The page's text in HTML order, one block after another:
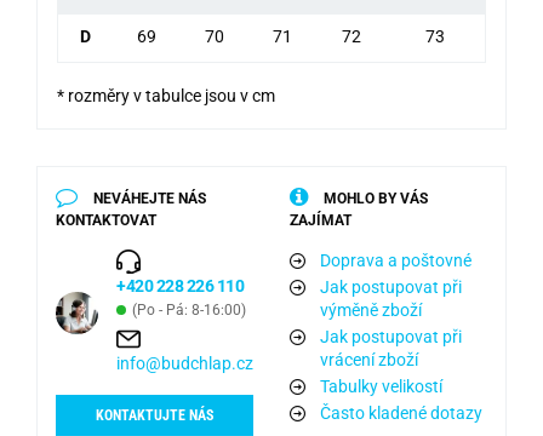
D 69 70 71 72 73
* rozměry v tabulce jsou v cm
NEVÁHEJTE NÁS
KONTAKTOVAT
+420 228 226 110
(Po - Pá: 8-16:00)
info@budchlap.cz
KONTAKTUJTE NÁS
MOHLO BY VÁS
ZAJÍMAT
Doprava a poštovné
Jak postupovat při
výměně zboží
Jak postupovat při
vrácení zboží
Tabulky velikostí
Často kladené dotazy